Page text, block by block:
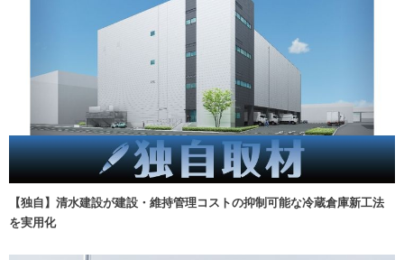
【独自】清水建設が建設・維持管理コストの抑制可能な冷蔵倉庫新工法
を実用化